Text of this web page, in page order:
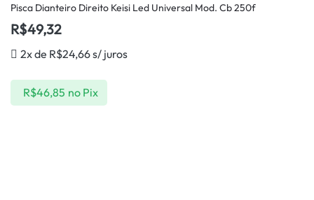
Pisca Dianteiro Direito Keisi Led Universal Mod. Cb 250f
R$49,32
2x de R$24,66s/ juros
R$46,85 no Pix